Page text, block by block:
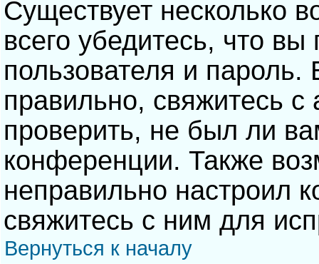
Существует несколько
всего убедитесь, что
пользователя и
правильно, свяжитесь
проверить, не был ли
конференции. Также
неправильно настроил
свяжитесь с ним для
Вернуться к началу